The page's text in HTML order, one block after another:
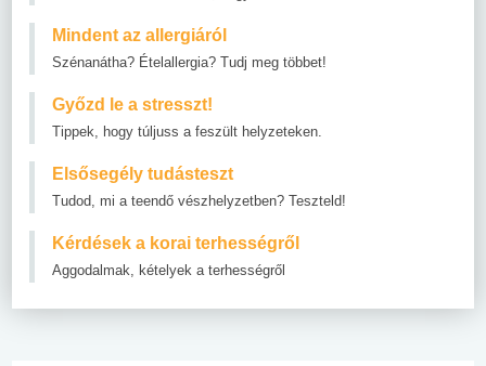
Mindent az allergiáról
Szénanátha? Ételallergia? Tudj meg többet!
Győzd le a stresszt!
Tippek, hogy túljuss a feszült helyzeteken.
Elsősegély tudásteszt
Tudod, mi a teendő vészhelyzetben? Teszteld!
Kérdések a korai terhességről
Aggodalmak, kételyek a terhességről